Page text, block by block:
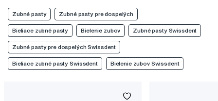
Zubné pasty Zubné pasty pre dospelých
Bieliace zubné pasty Bielenie zubov Zubné pasty Swissdent
Zubné pasty pre dospelých Swissdent
Bieliace zubné pasty Swissdent Bielenie zubov Swissdent